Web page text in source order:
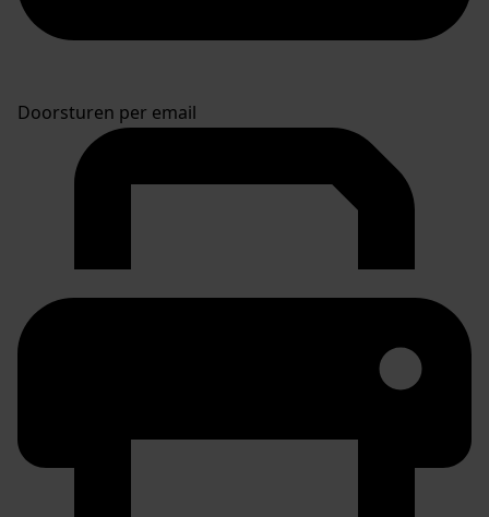
Doorsturen per email